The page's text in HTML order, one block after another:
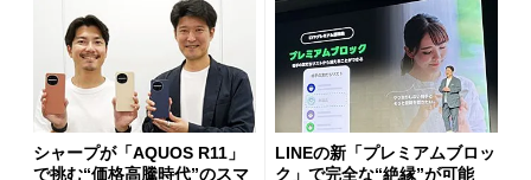
シャープが「AQUOS R11」
で挑む“価格高騰時代”のスマ
LINEの新「プレミアムブロッ
ク」で完全な“絶縁”が可能